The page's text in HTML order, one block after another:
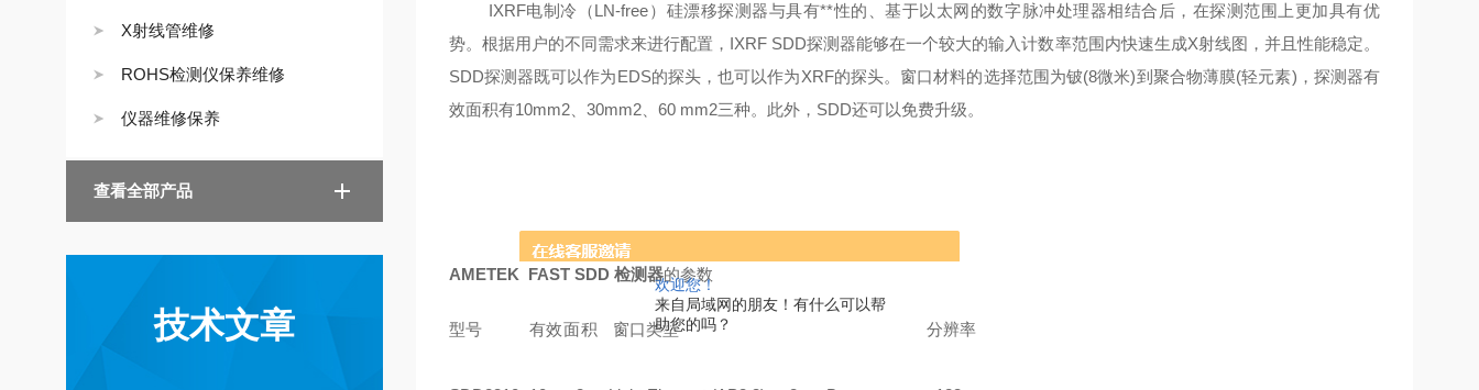
欢迎您！
来自局域网的朋友！有什么可以帮
助您的吗？
X射线管维修
ROHS检测仪保养维修
仪器维修保养
查看全部产品
技术文章
IXRF电制冷（LN-free）硅漂移探测器与具有**性的、基于以太网的数字脉冲处理器相结合后，在探测范围上更加具有优
势。根据用户的不同需求来进行配置，IXRF SDD探测器能够在一个较大的输入计数率范围内快速生成X射线图，并且性能稳定。
SDD探测器既可以作为EDS的探头，也可以作为XRF的探头。窗口材料的选择范围为铍(8微米)到聚合物薄膜(轻元素)，探测器有
效面积有10mm2、30mm2、60 mm2三种。此外，SDD还可以免费升级。
AMETEK FAST SDD 检测器的参数
型号 有效面积 窗口类型 分辨率